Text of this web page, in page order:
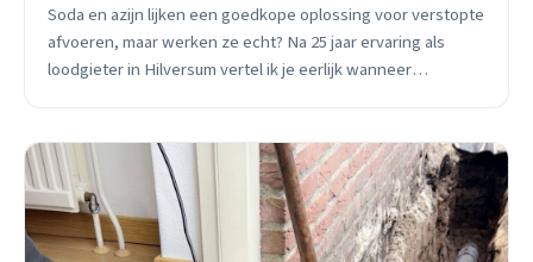
Soda en azijn lijken een goedkope oplossing voor verstopte
afvoeren, maar werken ze echt? Na 25 jaar ervaring als
loodgieter in Hilversum vertel ik je eerlijk wanneer